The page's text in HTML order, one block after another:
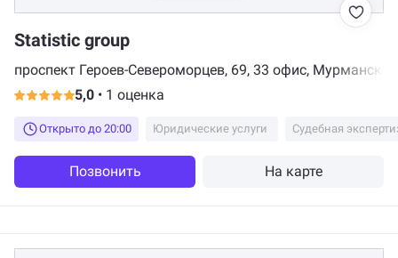
Statistic group
проспект Героев-Североморцев, 69, 33 офис, Мурманск
5,0 • 1 оценка
Открыто до 20:00 Юридические услуги Судебная
Позвонить На карте